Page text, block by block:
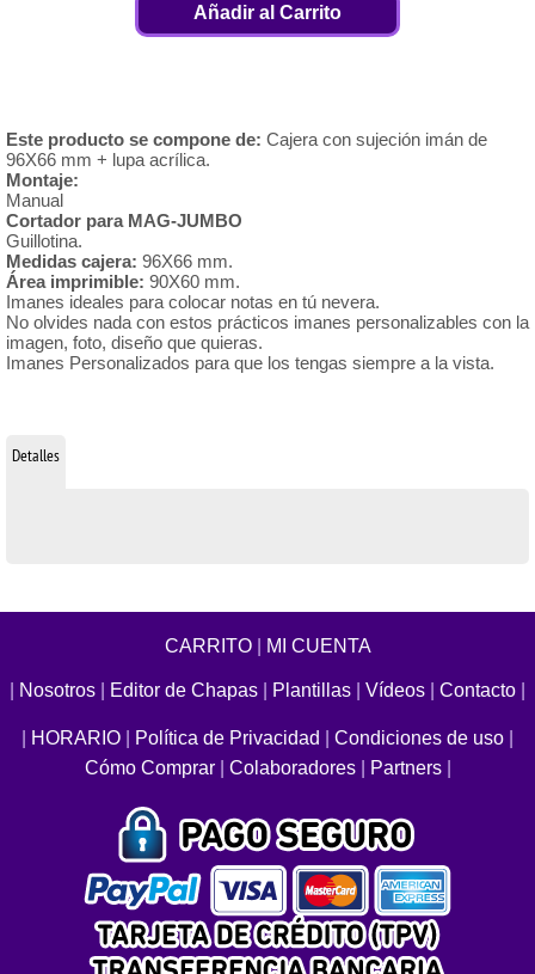
Añadir al Carrito
Este producto se compone de: Cajera con sujeción imán de
96X66 mm + lupa acrílica.
Montaje:
Manual
Cortador para MAG-JUMBO
Guillotina.
Medidas cajera: 96X66 mm.
Área imprimible: 90X60 mm.
Imanes ideales para colocar notas en tú nevera.
No olvides nada con estos prácticos imanes personalizables con la
imagen, foto, diseño que quieras.
Imanes Personalizados para que los tengas siempre a la vista.
Detalles
CARRITO| MI CUENTA
Nosotros Editor de Chapas Plantillas Vídeos Contacto
HORARIO Política de Privacidad Condiciones de uso
Cómo Comprar
Colaboradores Partners